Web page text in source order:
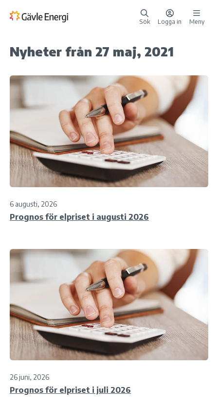
Sök Logga in Meny
Nyheter från 27 maj, 2021
6 augusti, 2026
Prognos för elpriset i augusti 2026
26 juni, 2026
Prognos för elpriset i juli 2026